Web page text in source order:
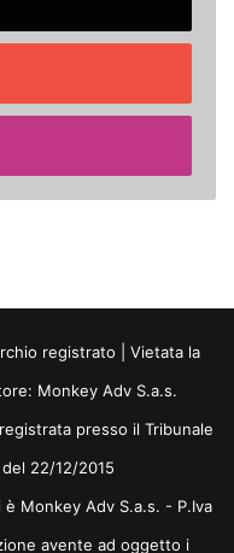
registrato | Vietata la
Monkey Adv S.a.s.
presso il Tribunale
22/12/2015
Monkey Adv S.a.s. - P.Iva
avente ad oggetto i